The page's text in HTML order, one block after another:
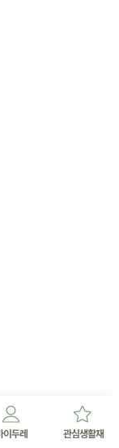
이두레 관심생활재